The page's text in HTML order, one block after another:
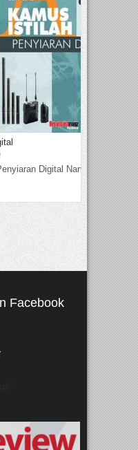
Digital Nama
Facebook